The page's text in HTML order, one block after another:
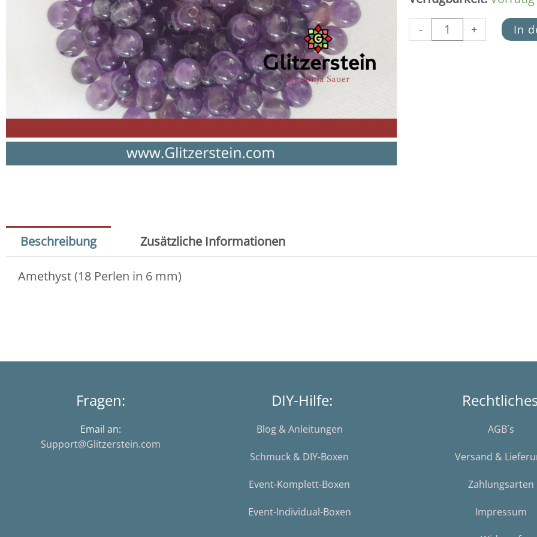
-
(18
Perlen
+ In
Beschreibung Zusätzliche Informationen
Amethyst (18 Perlen in 6 mm)
Fragen:
Email an:
Support@Glitzerstein.com
DIY-Hilfe:
Blog & Anleitungen
Schmuck & DIY-Boxen
Event-Komplett-Boxen
Event-Individual-Boxen
AGB´s
Versand &
Zahlungsarten
Impressum